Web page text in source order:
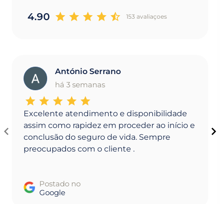
4.90 153 avaliaçoes
A
António Serrano
há 3 semanas
Excelente atendimento e disponibilidade
assim como rapidez em proceder ao início e
conclusão do seguro de vida. Sempre
preocupados com o cliente .
Postado no
Google